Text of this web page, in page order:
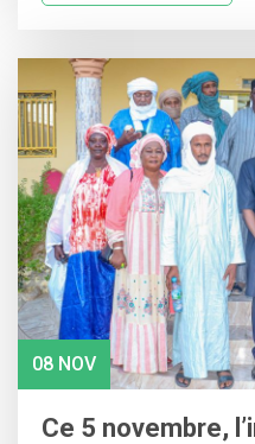
08 NOV
Ce 5 novembre,